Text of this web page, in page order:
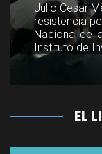
Julio Cesar
resistencia
Nacional de
Instituto de
Julio Cesar
resistencia
Nacional de
Instituto de
EL